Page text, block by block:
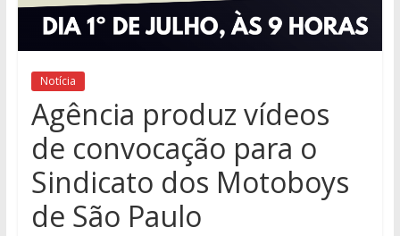
Notícia
Agência produz vídeos
de convocação para o
Sindicato dos Motoboys
de São Paulo